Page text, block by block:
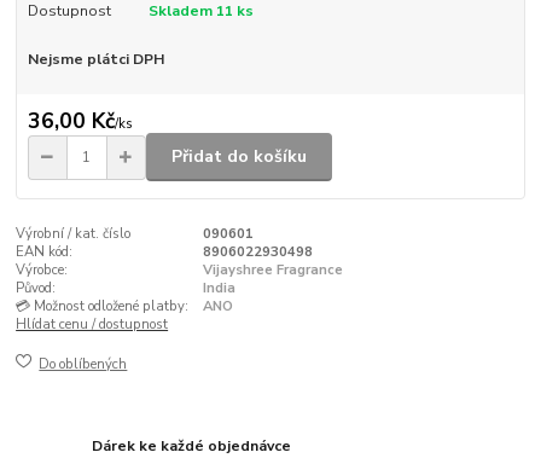
Dostupnost Skladem 11 ks
Nejsme plátci DPH
36,00 Kč/ks
Přidat do košíku
Výrobní / kat. číslo
090601
EAN kód:
8906022930498
Výrobce:
Vijayshree Fragrance
Původ:
India
💳 Možnost odložené platby:
ANO
Hlídat cenu / dostupnost
Do oblíbených
Dárek ke každé objednávce